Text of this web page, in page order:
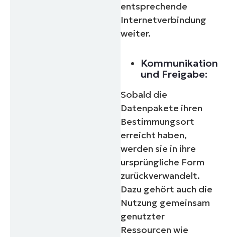
entsprechende
Internetverbindung
weiter.
Kommunikation
und Freigabe:
Sobald die
Datenpakete ihren
Bestimmungsort
erreicht haben,
werden sie in ihre
ursprüngliche Form
zurückverwandelt.
Dazu gehört auch die
Nutzung gemeinsam
genutzter
Ressourcen wie